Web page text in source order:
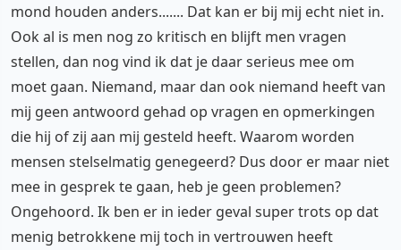
mond houden anders....... Dat kan er bij mij echt niet in.
Ook al is men nog zo kritisch en blijft men vragen
stellen, dan nog vind ik dat je daar serieus mee om
moet gaan. Niemand, maar dan ook niemand heeft van
mij geen antwoord gehad op vragen en opmerkingen
die hij of zij aan mij gesteld heeft. Waarom worden
mensen stelselmatig genegeerd? Dus door er maar niet
mee in gesprek te gaan, heb je geen problemen?
Ongehoord. Ik ben er in ieder geval super trots op dat
menig betrokkene mij toch in vertrouwen heeft